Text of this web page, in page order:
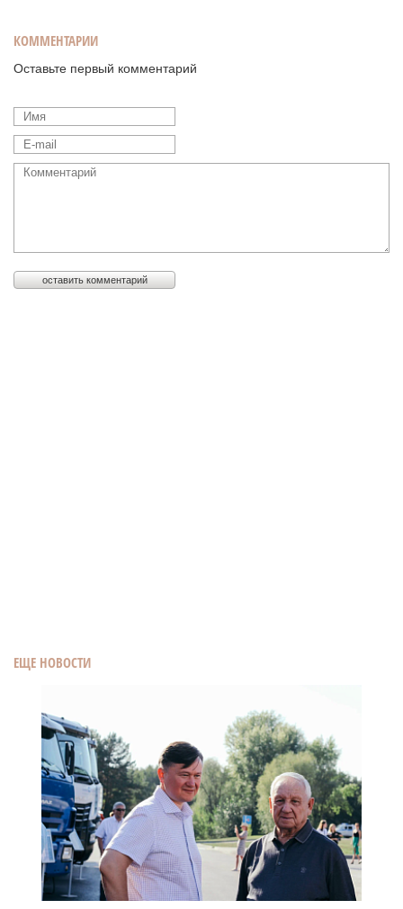
ЕЩЕ НОВОСТИ
КОММЕНТАРИИ
Оставьте первый комментарий